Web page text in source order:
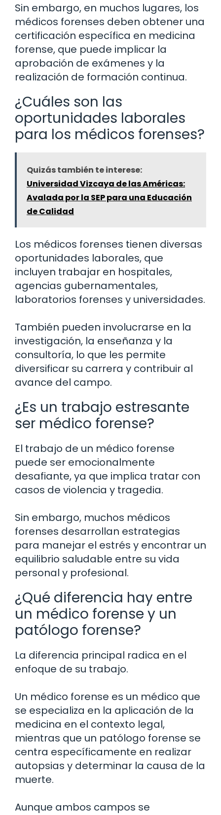
Sin embargo, en muchos lugares, los
médicos forenses deben obtener una
certificación específica en medicina
forense, que puede implicar la
aprobación de exámenes y la
realización de formación continua.
¿Cuáles son las
oportunidades laborales
para los médicos forenses?
Quizás también te interese:
Universidad Vizcaya de las Américas:
Avalada por la SEP para una Educación
de Calidad
Los médicos forenses tienen diversas
oportunidades laborales, que
incluyen trabajar en hospitales,
agencias gubernamentales,
laboratorios forenses y universidades.
También pueden involucrarse en la
investigación, la enseñanza y la
consultoría, lo que les permite
diversificar su carrera y contribuir al
avance del campo.
¿Es un trabajo estresante
ser médico forense?
El trabajo de un médico forense
puede ser emocionalmente
desafiante, ya que implica tratar con
casos de violencia y tragedia.
Sin embargo, muchos médicos
forenses desarrollan estrategias
para manejar el estrés y encontrar un
equilibrio saludable entre su vida
personal y profesional.
¿Qué diferencia hay entre
un médico forense y un
patólogo forense?
La diferencia principal radica en el
enfoque de su trabajo.
Un médico forense es un médico que
se especializa en la aplicación de la
medicina en el contexto legal,
mientras que un patólogo forense se
centra específicamente en realizar
autopsias y determinar la causa de la
muerte.
Aunque ambos campos se